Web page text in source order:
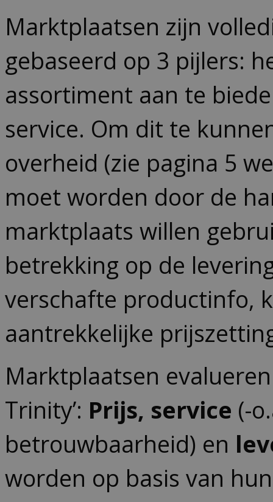
Marktplaatsen zijn
gebaseerd op 3 pijlers:
assortiment aan te
service. Om dit te
overheid (zie pagina 5
moet worden door de
marktplaats willen
betrekking op de
verschafte productinfo,
aantrekkelijke
Marktplaatsen
Trinity’: Prijs, service (-
betrouwbaarheid) en
worden op basis van hun